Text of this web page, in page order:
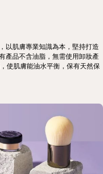
以肌膚專業知識為本，堅持打造
產品不含油脂，無需使用卸妝產
使肌膚能油水平衡，保有天然保